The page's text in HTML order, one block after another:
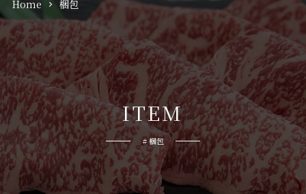
ITEM
# 梱包
Home 梱包